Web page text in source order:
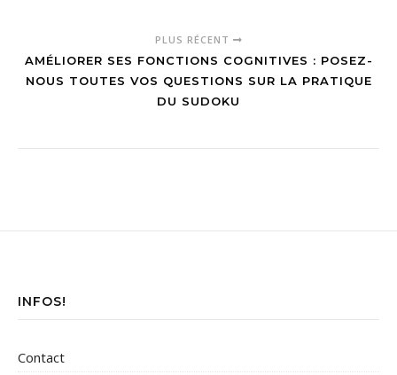
PLUS RÉCENT
AMÉLIORER SES FONCTIONS COGNITIVES : POSEZ-
NOUS TOUTES VOS QUESTIONS SUR LA PRATIQUE
DU SUDOKU
INFOS!
Contact